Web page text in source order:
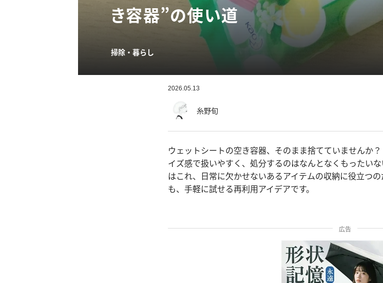
き容器”の使い道
掃除・暮らし
2026.05.13
糸野旬
ウェットシートの空き容器、そのまま捨てていませんか
イズ感で扱いやすく、処分するのはなんとなくもったい
はこれ、日常に欠かせないあるアイテムの収納に役立つ
も、手軽に試せる再利用アイデアです。
広告